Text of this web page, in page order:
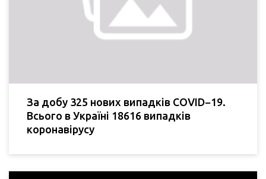
За добу 325 нових випадків COVID−19.
Всього в Україні 18616 випадків
коронавірусу